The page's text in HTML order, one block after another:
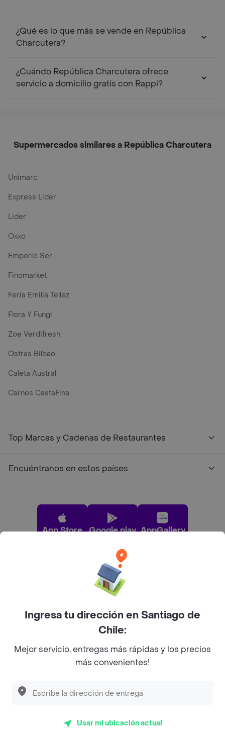
¿Qué es lo que más se vende en República
Charcutera?
¿Cuándo República Charcutera ofrece
servicio a domicilio gratis con Rappi?
Supermercados similares a República Charcutera
Unimarc
Express Lider
Lider
Oxxo
Emporio Ser
Finomarket
Feria Emilia Tellez
Flora Y Fungi
Zoe Verdifresh
Ostras Bilbao
Caleta Austral
Carnes CastaFina.
Top Marcas y Cadenas de Restaurantes
Encuéntranos en estos países
App Store Google play AppGallery
Pide tu comida favorita cerca de ti
Categorías
2026 Rappi Inc. All rights reserved.
Ingresa tu dirección en Santiago de
Chile:
Mejor servicio, entregas más rápidas y los precios
más convenientes!
Usar mi ubicación actual